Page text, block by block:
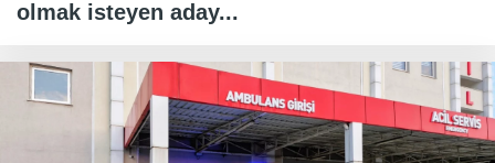
olmak isteyen aday...